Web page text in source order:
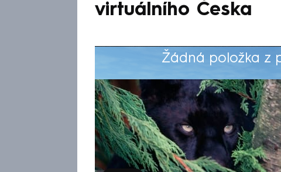
virtuálního Česka
Žádná položka z
Výběr redakce